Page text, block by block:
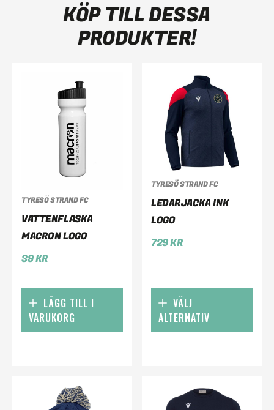
KÖP TILL DESSA
PRODUKTER!
TYRESÖ STRAND FC
VATTENFLASKA
MACRON LOGO
39KR
LÄGG TILL I
VARUKORG
TYRESÖ STRAND FC
LEDARJACKA INK
LOGO
729KR
VÄLJ
ALTERNATIV